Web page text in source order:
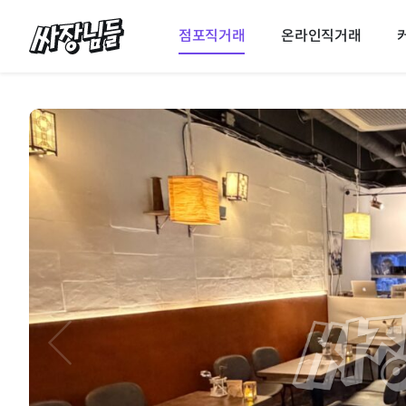
싸장님들 점포직거래 온라인직거래